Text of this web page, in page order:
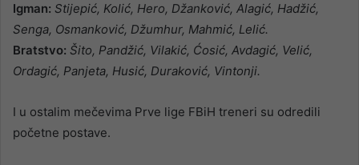
Igman: Stijepić, Kolić, Hero, Džanković, Alagić, Hadžić,
Senga, Osmanković, Džumhur, Mahmić, Lelić.
Bratstvo: Šito, Pandžić, Vilakić, Ćosić, Avdagić, Velić,
Ordagić, Panjeta, Husić, Duraković, Vintonji.
I u ostalim mečevima Prve lige FBiH treneri su odredili
početne postave.